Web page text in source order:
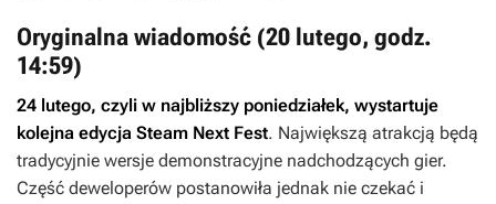
Oryginalna wiadomość (20 lutego, godz.
14:59)
24 lutego, czyli w najbliższy poniedziałek, wystartuje
kolejna edycja Steam Next Fest. Największą atrakcją będą
tradycyjnie wersje demonstracyjne nadchodzących gier.
Część deweloperów postanowiła jednak nie czekać i